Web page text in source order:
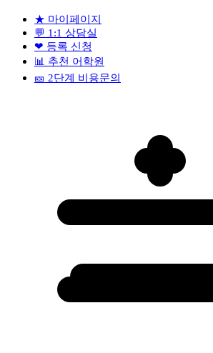
★ 마이페이지
💬 1:1 상담실
❤ 등록 신청
📊 추천 어학원
🎫 2단계 비용문의